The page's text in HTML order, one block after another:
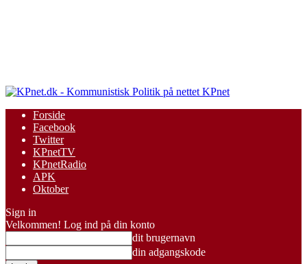
KPnet
Forside
Facebook
Twitter
KPnetTV
KPnetRadio
APK
Oktober
Sign in
Velkommen! Log ind på din konto
dit brugernavn
din adgangskode